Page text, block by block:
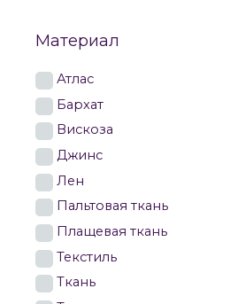
Материал
Атлас
Бархат
Вискоза
Джинс
Лен
Пальтовая ткань
Плащевая ткань
Текстиль
Ткань